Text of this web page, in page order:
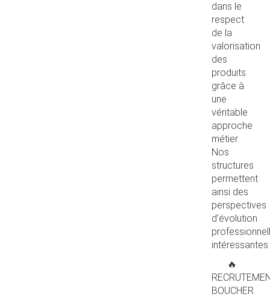
dans le
respect
de la
valorisation
des
produits
grâce à
une
véritable
approche
métier.
Nos
structures
permettent
ainsi des
perspectives
d’évolution
intéressantes.
🔥
BOUCHER